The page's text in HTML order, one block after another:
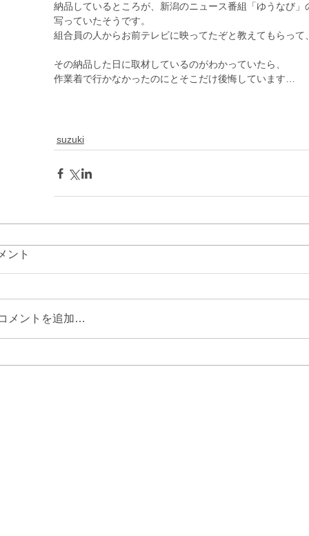
納品しているところが、新潟のニュース番組「ゆうなび
写っていたそうです。
組合員の人からお前テレビに映ってたぞと教えてもらって
その納品した日に取材しているのがわかっていたら、
作業着で行かなかったのにとそこだけ後悔しています…
suzuki
ント
メントを追加…